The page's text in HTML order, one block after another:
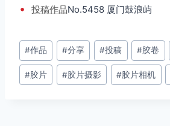
• 投稿作品No.5458 厦门鼓浪屿
文
章
标
#作品 #分享 #投稿 #胶卷
#胶片 #胶片摄影 #胶片相机